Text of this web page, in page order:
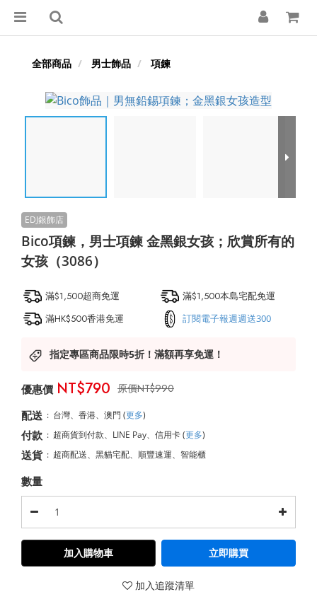
全部商品 男士飾品 項鍊
Bico項鍊，男士項鍊 金黑銀女孩；欣賞所有的
女孩（3086）
滿$1,500超商免運
滿$1,500本島宅配免運
滿HK$500香港免運
訂閱電子報週週送300
指定專區商品限時5折！滿額再享免運！
NT$990
NT$790
配送 : 台灣、香港、澳門 (更多)
付款 : 超商貨到付款、LINE Pay、信用卡(更多)
送貨 : 超商配送、黑貓宅配、順豐速運、智能櫃
數量
加入購物車 立即購買
加入追蹤清單